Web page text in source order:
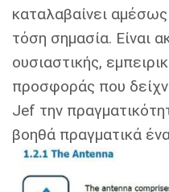
καταλαβαίνει
τόση σημασία. Είναι
ουσιαστικής,
προσφοράς που
Jef την
βοηθά πραγματικά